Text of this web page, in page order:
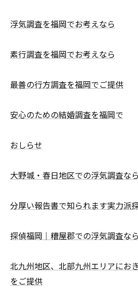
浮気調査を福岡でお考えなら
素行調査を福岡でお考えなら
最善の行方調査を福岡でご提供
安心のための結婚調査を福岡で
おしらせ
大野城・春日地区での浮気調査なら
分厚い報告書で知られます実力派
探偵福岡｜糟屋郡での浮気調査なら
北九州地区、北部九州エリアにお
をご提供